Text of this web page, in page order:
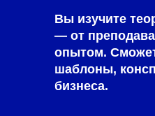
Вы изучите
— от
опытом.
шаблоны,
бизнеса.